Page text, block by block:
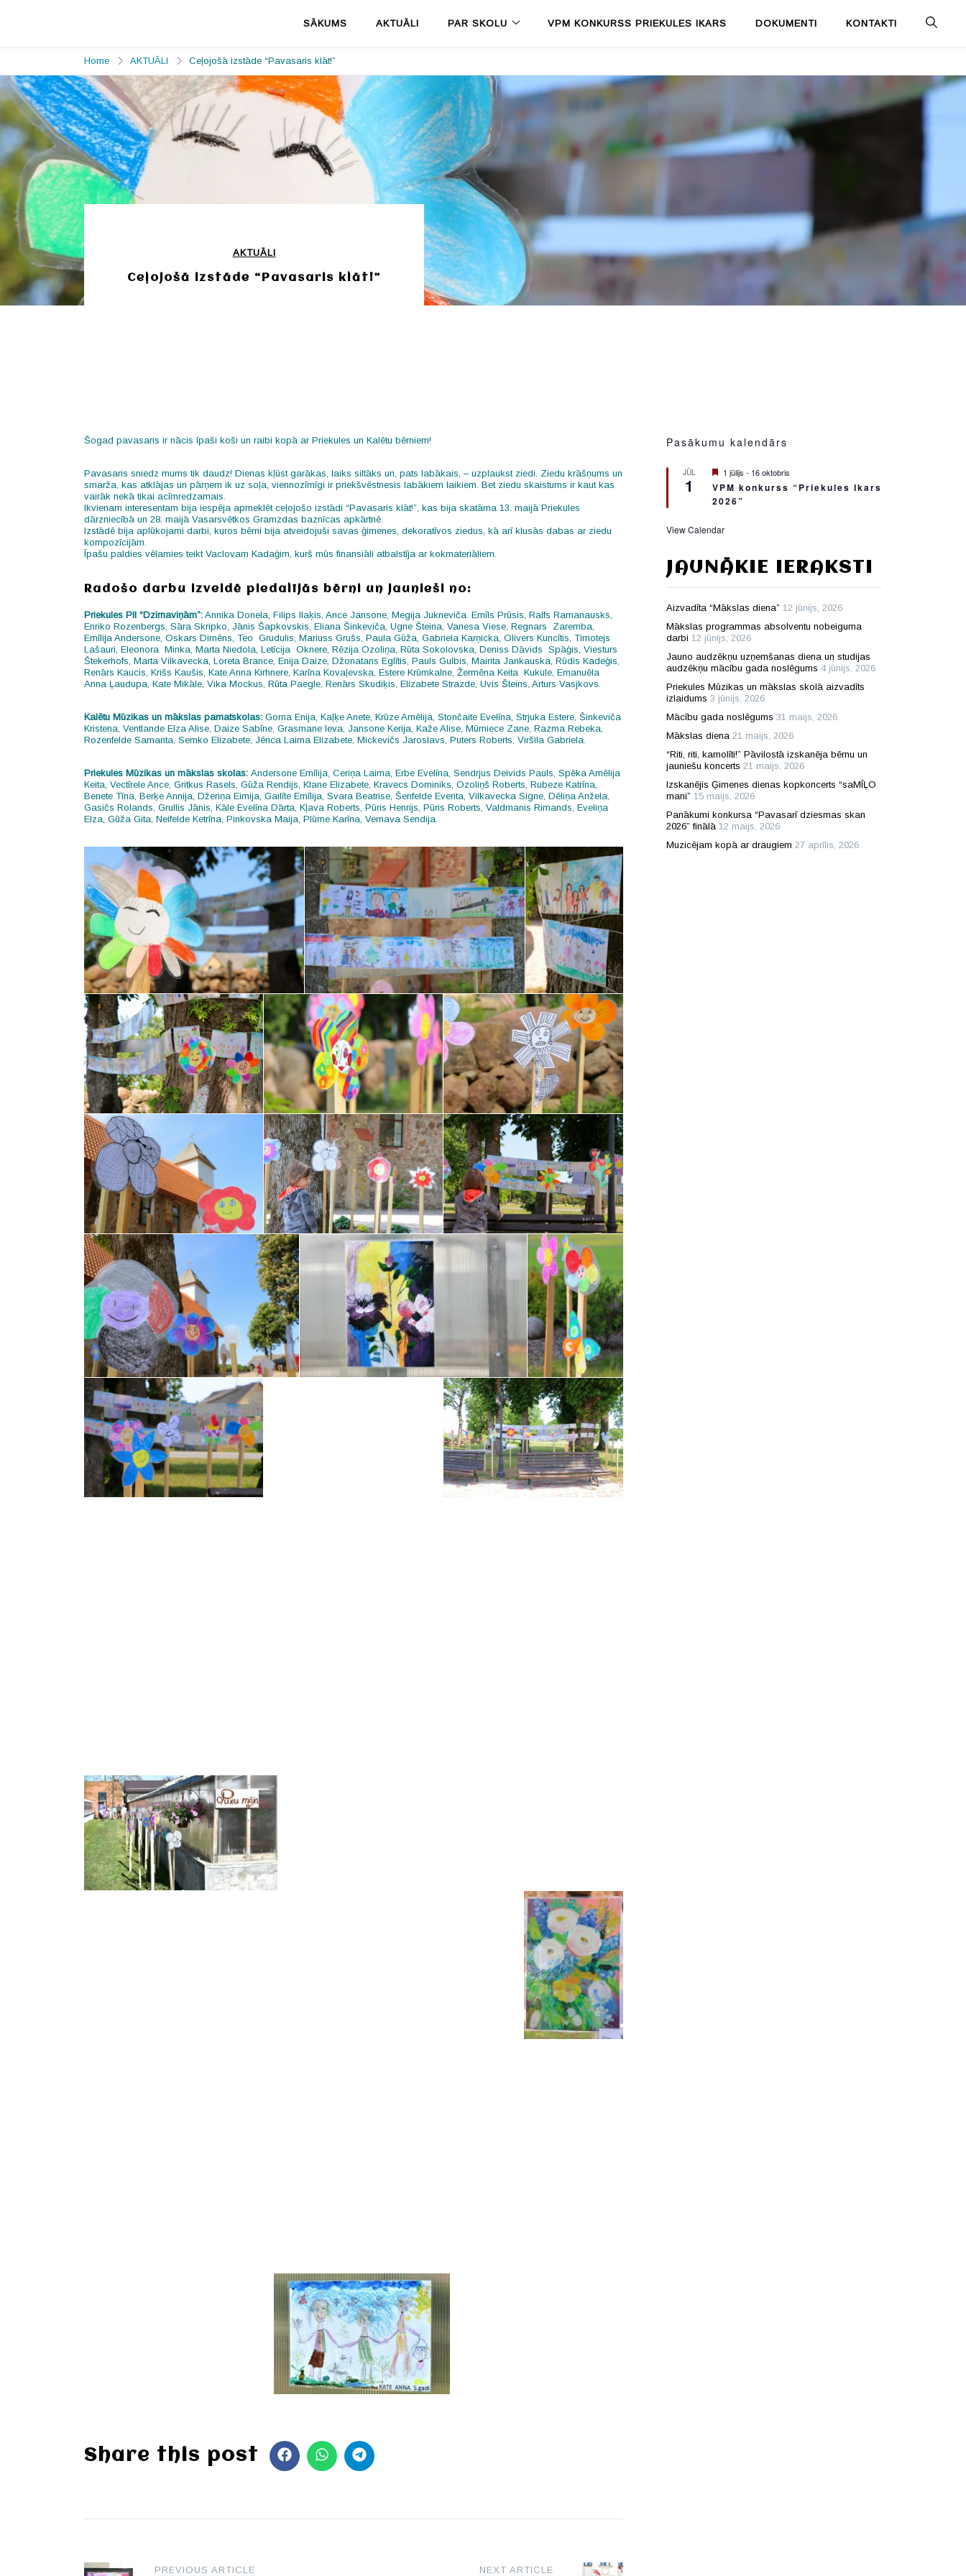
MŪZIKAS un
MĀKSLAS
SKOLA
SĀKUMS AKTUĀLI PAR SKOLU VPM KONKURSS PRIEKULES IKARS DOKUMENTI KONTAKTI
Home AKTUĀLI Ceļojošā izstāde “Pavasaris klāt!”
AKTUĀLI
Ceļojošā izstāde “Pavasaris klāt!”
Šogad pavasaris ir nācis īpaši koši un raibi kopā ar Priekules un Kalētu bērniem!
Pavasaris sniedz mums tik daudz! Dienas kļūst garākas, laiks siltāks un, pats labākais, ‒ uzplaukst ziedi. Ziedu krāšņums un
smarža, kas atklājas un pārņem ik uz soļa, viennozīmīgi ir priekšvēstnesis labākiem laikiem. Bet ziedu skaistums ir kaut kas
vairāk nekā tikai acīmredzamais.
Ikvienam interesentam bija iespēja apmeklēt ceļojošo izstādi “Pavasaris klāt!”, kas bija skatāma 13. maijā Priekules
dārzniecībā un 28. maijā Vasarsvētkos Gramzdas baznīcas apkārtnē.
Izstādē bija aplūkojami darbi, kuros bērni bija atveidojuši savas ģimenes, dekoratīvos ziedus, kā arī klusās dabas ar ziedu
kompozīcijām.
Īpašu paldies vēlamies teikt Vaclovam Kadaģim, kurš mūs finansiāli atbalstīja ar kokmateriāliem.
Radošo darbu izveidē piedalījās bērni un jaunieši no:
Priekules PII “Dzirnaviņām”: Annika Donela, Filips Ilaķis, Ance Jansone, Megija Jukneviča. Emīls Prūsis, Ralfs Ramanausks,
Enriko Rozenbergs, Sāra Skripko, Jānis Šapkovskis, Eliana Šinkeviča, Ugne Šteina, Vanesa Viese, Regnars Zaremba,
Emīlija Andersone, Oskars Dirnēns, Teo Grudulis, Mariuss Grušs, Paula Gūža, Gabriela Karņicka, Olivers Kuncītis, Timotejs
Lašauri, Eleonora Minka, Marta Niedola, Letīcija Oknere, Rēzija Ozoliņa, Rūta Sokolovska, Deniss Dāvids Spāģis, Viesturs
Štekerhofs, Marta Vilkavecka, Loreta Brance, Enija Daize, Džonatans Eglītis, Pauls Gulbis, Mairita Jankauska, Rūdis Kadeģis,
Renārs Kaucis, Krišs Kaušis, Kate Anna Kirhnere, Karīna Kovaļevska, Estere Krūmkalne, Žermēna Keita Kukule, Emanuēla
Anna Ļaudupa, Kate Mikāle, Vika Mockus, Rūta Paegle, Renārs Skudiķis, Elizabete Strazde, Uvis Šteins, Arturs Vasjkovs.
Kalētu Mūzikas un mākslas pamatskolas: Gorna Enija, Kaļķe Anete, Krūze Amēlija, Stončaite Evelīna, Strjuka Estere, Šinkeviča
Kristena, Ventlande Elza Alise, Daize Sabīne, Grasmane Ieva, Jansone Kerija, Kaže Alise, Mūrniece Zane, Razma Rebeka,
Rozenfelde Samanta, Semko Elizabete, Jērica Laima Elizabete, Mickevičs Jaroslavs, Puters Roberts, Viršila Gabriela.
Priekules Mūzikas un mākslas skolas: Andersone Emīlija, Ceriņa Laima, Erbe Evelīna, Sendrjus Deivids Pauls, Spēka Amēlija
Keita, Vectīrele Ance, Gritkus Rasels, Gūža Rendijs, Klane Elizabete, Kravecs Dominiks, Ozoliņš Roberts, Rubeze Katrīna,
Benete Tīna, Berķe Annija, Džeriņa Eimija, Gailīte Emīlija, Svara Beatrise, Šenfelde Everita, Vilkavecka Signe, Dēliņa Anžela,
Gasičs Rolands, Grullis Jānis, Kāle Evelīna Dārta, Kļava Roberts, Pūris Henrijs, Pūris Roberts, Valdmanis Rimands, Eveliņa
Elza, Gūža Gita, Neifelde Ketrīna, Pinkovska Maija, Plūme Karīna, Vernava Sendija.
Share this post
Post
PREVIOUS ARTICLE NEXT ARTICLE
Pasākumu kalendārs
JŪL
1
Featured
1 jūlijs - 16 oktobris
VPM konkurss “Priekules Ikars
2026”
View Calendar
JAUNĀKIE IERAKSTI
Aizvadīta “Mākslas diena” 12 jūnijs, 2026
Mākslas programmas absolventu nobeiguma
darbi 12 jūnijs, 2026
Jauno audzēkņu uzņemšanas diena un studijas
audzēkņu mācību gada noslēgums 4 jūnijs, 2026
Priekules Mūzikas un mākslas skolā aizvadīts
izlaidums 3 jūnijs, 2026
Mācību gada noslēgums 31 maijs, 2026
Mākslas diena 21 maijs, 2026
“Riti, riti, kamolīti!” Pāvilostā izskanēja bērnu un
jauniešu koncerts 21 maijs, 2026
Izskanējis Ģimenes dienas kopkoncerts “saMĪĻO
mani” 15 maijs, 2026
Panākumi konkursa “Pavasarī dziesmas skan
2026” finālā 12 maijs, 2026
Muzicējam kopā ar draugiem 27 aprīlis, 2026